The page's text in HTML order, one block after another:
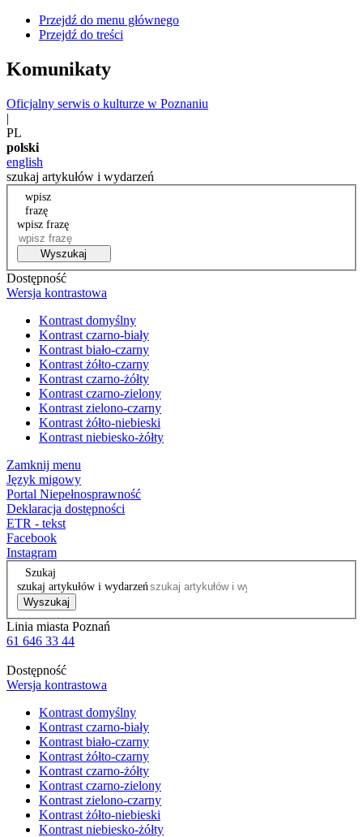
Przejdź do menu głównego
Przejdź do treści
Komunikaty
Oficjalny serwis o kulturze w Poznaniu
|
PL
polski
english
szukaj artykułów i wydarzeń
wpisz
frazę
wpisz frazę
Wyszukaj
Dostępność
Wersja kontrastowa
Kontrast domyślny
Kontrast czarno-biały
Kontrast biało-czarny
Kontrast żółto-czarny
Kontrast czarno-żółty
Kontrast czarno-zielony
Kontrast zielono-czarny
Kontrast żółto-niebieski
Kontrast niebiesko-żółty
Zamknij menu
Język migowy
Portal Niepełnosprawność
Deklaracja dostępności
ETR - tekst
Facebook
Instagram
Szukaj
szukaj artykułów i wydarzeń
Wyszukaj
Linia miasta Poznań
61 646 33 44
Dostępność
Wersja kontrastowa
Kontrast domyślny
Kontrast czarno-biały
Kontrast biało-czarny
Kontrast żółto-czarny
Kontrast czarno-żółty
Kontrast czarno-zielony
Kontrast zielono-czarny
Kontrast żółto-niebieski
Kontrast niebiesko-żółty